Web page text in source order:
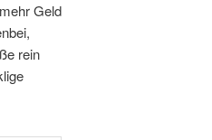
Geld
rein